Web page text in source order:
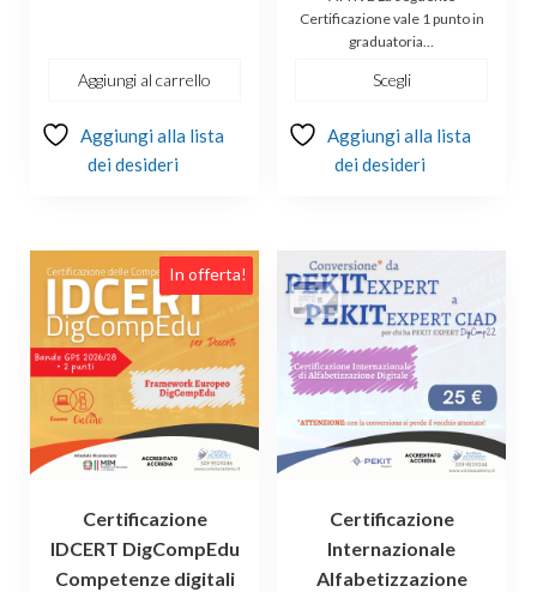
Aggiungi al carrello
Aggiungi alla lista
dei desideri
Certificazione vale 1 punto in
graduatoria…
Scegli
Aggiungi alla lista
dei desideri
In offerta!
Certificazione
IDCERT DigCompEdu
Competenze digitali
Certificazione
Internazionale
Alfabetizzazione